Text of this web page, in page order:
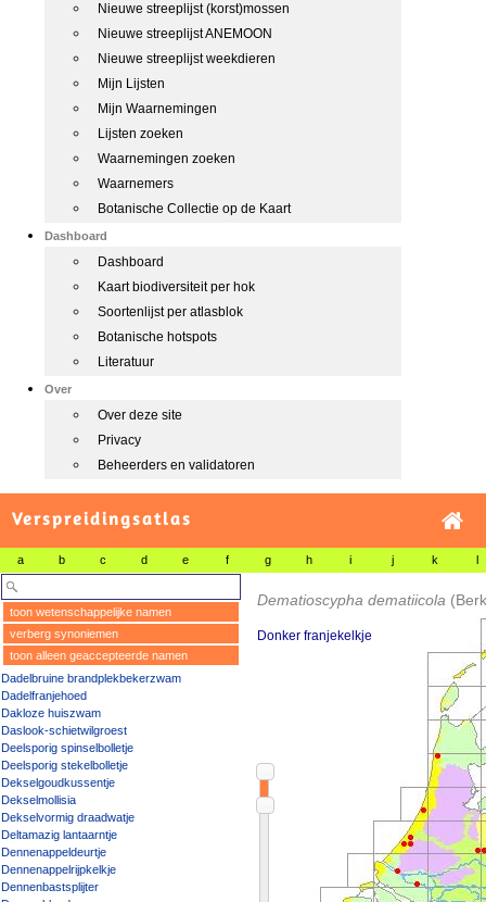
Nieuwe streeplijst (korst)mossen
Nieuwe streeplijst ANEMOON
Nieuwe streeplijst weekdieren
Mijn Lijsten
Mijn Waarnemingen
Lijsten zoeken
Waarnemingen zoeken
Waarnemers
Botanische Collectie op de Kaart
Dashboard
Dashboard
Kaart biodiversiteit per hok
Soortenlijst per atlasblok
Botanische hotspots
Literatuur
Over
Over deze site
Privacy
Beheerders en validatoren
Verspreidingsatlas
a b c d e f g h i j k l
toon wetenschappelijke namen
verberg synoniemen
toon alleen geaccepteerde namen
Dadelbruine brandplekbekerzwam
Dadelfranjehoed
Dakloze huiszwam
Daslook-schietwilgroest
Deelsporig spinselbolletje
Deelsporig stekelbolletje
Dekselgoudkussentje
Dekselmollisia
Dekselvormig draadwatje
Deltamazig lantaarntje
Dennenappeldeurtje
Dennenappelrijpkelkje
Dennenbastsplijter
Dematioscypha dematiicola
Donker franjekelkje